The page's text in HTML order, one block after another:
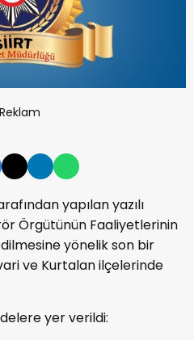
yapılan yazılı
Örgütünün Faaliyetlerinin
yönelik son bir
ve Kurtalan ilçelerinde
yer verildi: